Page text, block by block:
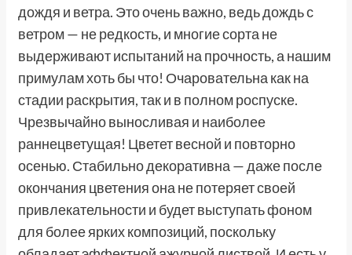
дождя и ветра. Это очень важно, ведь дождь с
ветром — не редкость, и многие сорта не
выдерживают испытаний на прочность, а нашим
примулам хоть бы что! Очаровательна как на
стадии раскрытия, так и в полном роспуске.
Чрезвычайно выносливая и наиболее
раннецветущая! Цветет весной и повторно
осенью. Стабильно декоративна — даже после
окончания цветения она не потеряет своей
привлекательности и будет выступать фоном
для более ярких композиций, поскольку